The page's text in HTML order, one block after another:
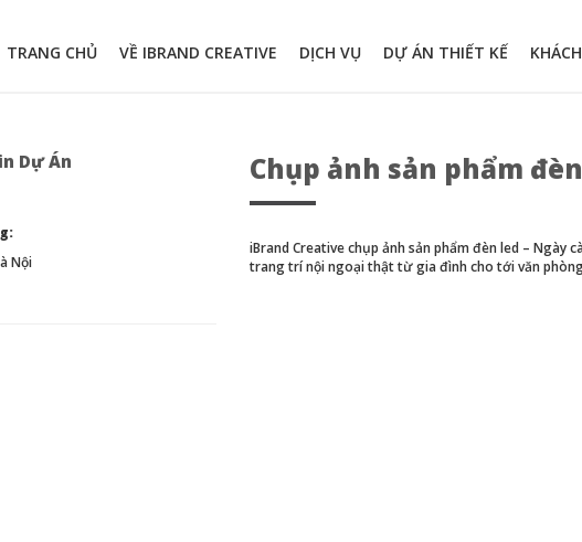
TRANG CHỦ VỀ IBRAND CREATIVE DỊCH VỤ DỰ ÁN THIẾT KẾ
Dự Án
Nội
Chụp ảnh sản phẩm
iBrand Creative chụp ảnh sản phẩm đèn led – Ngày
trang trí nội ngoại thật từ gia đình cho tới văn